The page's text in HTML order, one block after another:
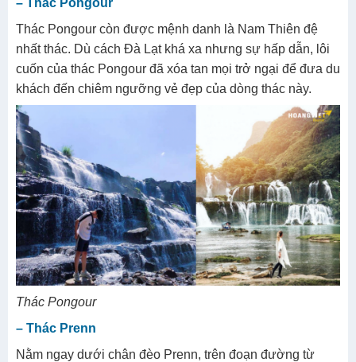
– Thác Pongour
Thác Pongour còn được mệnh danh là Nam Thiên đệ
nhất thác. Dù cách Đà Lạt khá xa nhưng sự hấp dẫn, lôi
cuốn của thác Pongour đã xóa tan mọi trở ngại để đưa du
khách đến chiêm ngưỡng vẻ đẹp của dòng thác này.
Thác Pongour
– Thác Prenn
Nằm ngay dưới chân đèo Prenn, trên đoạn đường từ